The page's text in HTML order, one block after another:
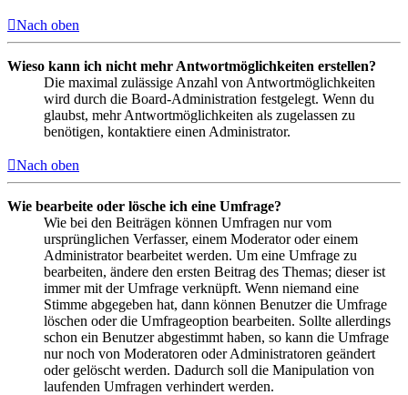
Nach oben
Wieso kann ich nicht mehr Antwortmöglichkeiten erstellen?
Die maximal zulässige Anzahl von Antwortmöglichkeiten
wird durch die Board-Administration festgelegt. Wenn du
glaubst, mehr Antwortmöglichkeiten als zugelassen zu
benötigen, kontaktiere einen Administrator.
Nach oben
Wie bearbeite oder lösche ich eine Umfrage?
Wie bei den Beiträgen können Umfragen nur vom
ursprünglichen Verfasser, einem Moderator oder einem
Administrator bearbeitet werden. Um eine Umfrage zu
bearbeiten, ändere den ersten Beitrag des Themas; dieser ist
immer mit der Umfrage verknüpft. Wenn niemand eine
Stimme abgegeben hat, dann können Benutzer die Umfrage
löschen oder die Umfrageoption bearbeiten. Sollte allerdings
schon ein Benutzer abgestimmt haben, so kann die Umfrage
nur noch von Moderatoren oder Administratoren geändert
oder gelöscht werden. Dadurch soll die Manipulation von
laufenden Umfragen verhindert werden.